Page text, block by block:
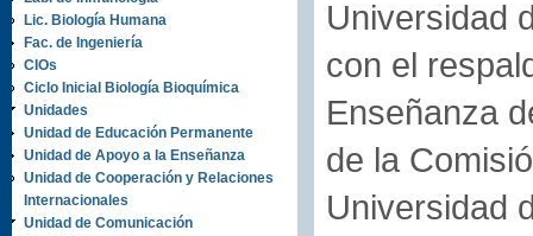
Lic. Biología Humana
Fac. de Ingeniería
CIOs
Ciclo Inicial Biología Bioquímica
Unidades
Unidad de Educación Permanente
Unidad de Apoyo a la Enseñanza
Unidad de Cooperación y Relaciones
Internacionales
Unidad de Comunicación
Universidad
con el
Enseñanza
de la
Universidad